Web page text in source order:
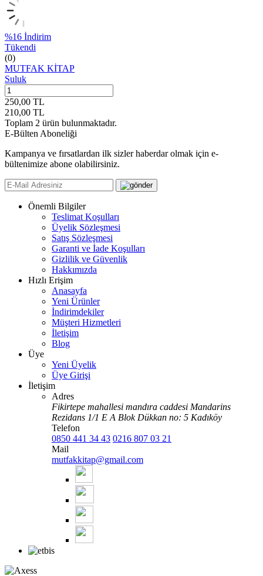
%16 İndirim
Tükendi
(0)
MUTFAK KİTAP
Suluk
250,00 TL
210,00 TL
Toplam 2 ürün bulunmaktadır.
E-Bülten Aboneliği
Kampanya ve fırsatlardan ilk sizler haberdar olmak için e-
bültenimize abone olabilirsiniz.
Önemli Bilgiler
Teslimat Koşulları
Üyelik Sözleşmesi
Satış Sözleşmesi
Garanti ve İade Koşulları
Gizlilik ve Güvenlik
Hakkımızda
Hızlı Erişim
Anasayfa
Yeni Ürünler
İndirimdekiler
Müşteri Hizmetleri
İletişim
Blog
Üye
Yeni Üyelik
Üye Girişi
İletişim
Adres
Fikirtepe mahallesi mandıra caddesi Mandarins
Rezidans 1/1 E A Blok Dükkan no: 5 Kadıköy
Telefon
0850 441 34 43 0216 807 03 21
Mail
mutfakkitap@gmail.com